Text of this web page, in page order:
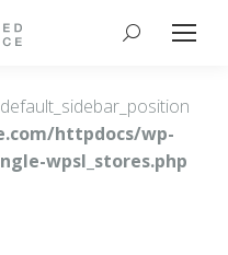
Buscar:
httpdocs/wp-
wpsl_stores.php